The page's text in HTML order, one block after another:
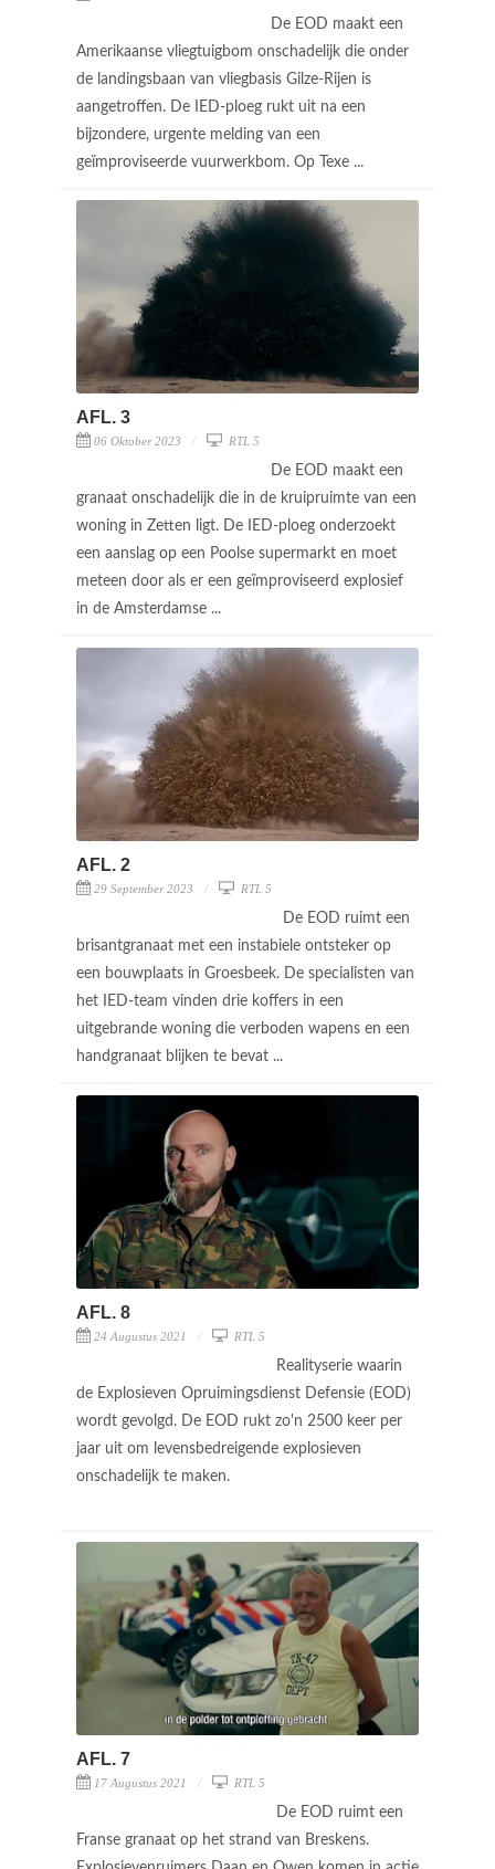
De EOD maakt een
Amerikaanse vliegtuigbom onschadelijk die onder
de landingsbaan van vliegbasis Gilze-Rijen is
aangetroffen. De IED-ploeg rukt uit na een
bijzondere, urgente melding van een
geïmproviseerde vuurwerkbom. Op Texe ...
AFL. 3
06 Oktober 2023 RTL 5
De EOD maakt een
granaat onschadelijk die in de kruipruimte van een
woning in Zetten ligt. De IED-ploeg onderzoekt
een aanslag op een Poolse supermarkt en moet
meteen door als er een geïmproviseerd explosief
in de Amsterdamse ...
AFL. 2
29 September 2023 RTL 5
De EOD ruimt een
brisantgranaat met een instabiele ontsteker op
een bouwplaats in Groesbeek. De specialisten van
het IED-team vinden drie koffers in een
uitgebrande woning die verboden wapens en een
handgranaat blijken te bevat ...
AFL. 8
24 Augustus 2021 RTL 5
Realityserie waarin
de Explosieven Opruimingsdienst Defensie (EOD)
wordt gevolgd. De EOD rukt zo'n 2500 keer per
jaar uit om levensbedreigende explosieven
onschadelijk te maken.
AFL. 7
17 Augustus 2021 RTL 5
De EOD ruimt een
Franse granaat op het strand van Breskens.